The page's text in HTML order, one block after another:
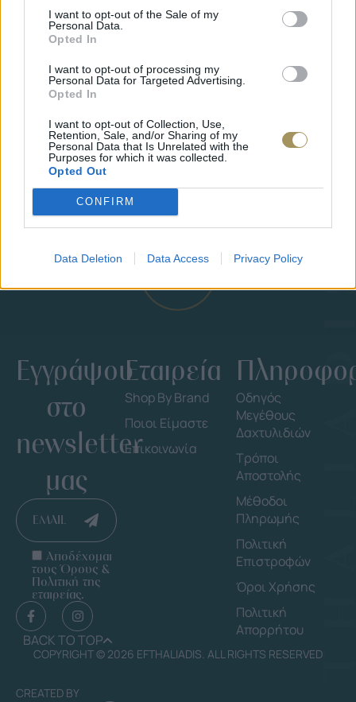
I want to opt-out of the Sale of my
Personal Data.
Opted In
I want to opt-out of processing my
Personal Data for Targeted Advertising.
Opted In
I want to opt-out of Collection, Use,
Retention, Sale, and/or Sharing of my
Personal Data that Is Unrelated with the
Purposes for which it was collected.
Opted Out
CONFIRM
Data Deletion Data Access Privacy Policy
ΜΟΝΌΠΕΤΡΟ ΔΑΧΤΥΛΊΔΙ ΜΕ
ΔΙΑΜΆΝΤΙ 0.35CT
1.737€
35
Εγγράψου
στο
newsletter
μας
EMAIL
Αποδέχομαι
τους Όρους &
Πολιτική της
εταιρείας.
BACK TO TOP
Εταιρεία
Shop By Brand
Ποιοι Είμαστε
Επικοινωνία
Οδηγός
Μεγέθους
Δαχτυλιδιών
Τρόποι
Αποστολής
Μέθοδοι
Πληρωμής
Πολιτική
Επιστροφών
Όροι Χρήσης
Πολιτική
Απορρήτου
COPYRIGHT © 2026 EFTHALIADIS. ALL RIGHTS RESERVED
CREATED BY